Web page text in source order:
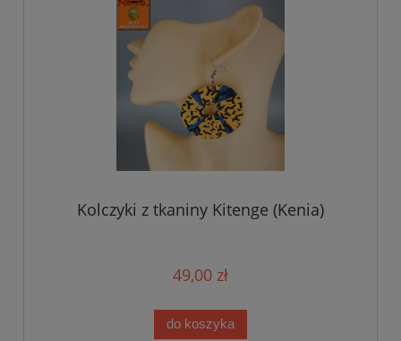
Kolczyki z tkaniny Kitenge (Kenia)
49,00 zł
do koszyka